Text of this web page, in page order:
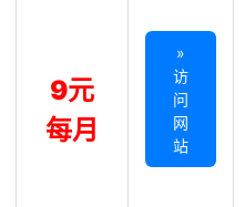
9元
每月
»
访
问
网
站